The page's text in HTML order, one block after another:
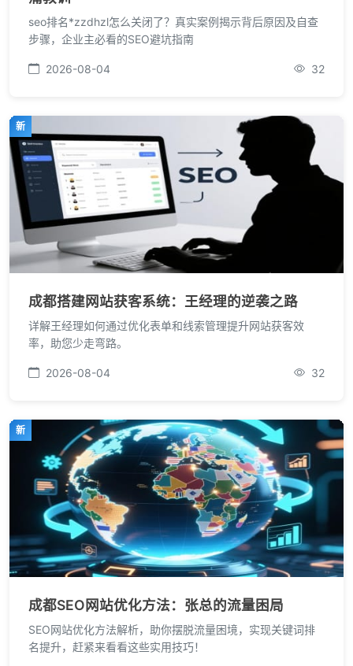
seo排名*zzdhzl怎么关闭了？真实案例揭示背后原因及自查
步骤，企业主必看的SEO避坑指南
2026-08-04 32
新
成都搭建网站获客系统：王经理的逆袭之路
详解王经理如何通过优化表单和线索管理提升网站获客效
率，助您少走弯路。
2026-08-04 32
新
成都SEO网站优化方法：张总的流量困局
SEO网站优化方法解析，助你摆脱流量困境，实现关键词排
名提升，赶紧来看看这些实用技巧！